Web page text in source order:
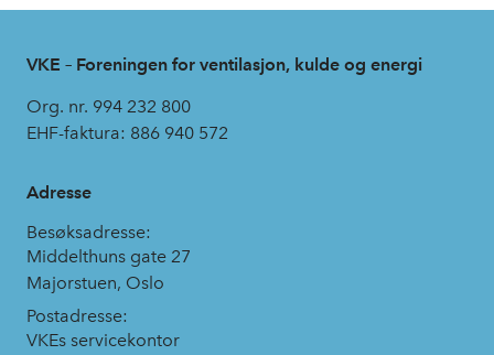
VKE – Foreningen for ventilasjon, kulde og energi
Org. nr. 994 232 800
EHF-faktura: 886 940 572
Adresse
Besøksadresse:
Middelthuns gate 27
Majorstuen, Oslo
Postadresse:
VKEs servicekontor